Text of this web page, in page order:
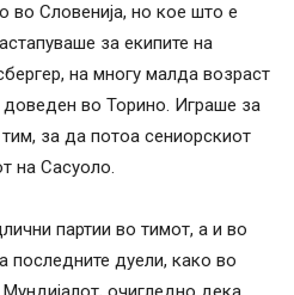
Словенија, но кое што е
за екипите на
на многу малда возраст
доведен во Торино. Играше за
за да потоа сениорскиот
на Сасуоло.
партии во тимот, а и во
последните дуели, како во